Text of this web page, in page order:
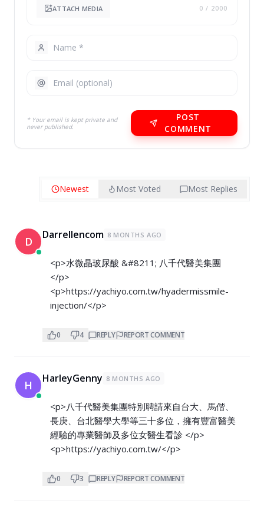
ATTACH MEDIA 0 / 2000
* Your email is kept private and
never published.
POST
COMMENT
Newest Most Voted Most Replies
D Darrellencom 8 MONTHS AGO
<p>水微晶玻尿酸 &#8211; 八千代醫美集團
</p>
<p>https://yachiyo.com.tw/hyadermissmile-
injection/</p>
0 4 REPLY REPORT COMMENT
H HarleyGenny 8 MONTHS AGO
<p>八千代醫美集團特別聘請來自台大、馬偕、
長庚、台北醫學大學等三十多位，擁有豐富醫美
經驗的專業醫師及多位女醫生看診 </p>
<p>https://yachiyo.com.tw/</p>
0 3 REPLY REPORT COMMENT